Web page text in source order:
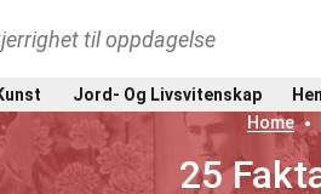
til oppdagelse
Jord- Og Livsvitenskap
Home
25